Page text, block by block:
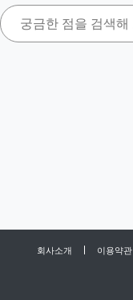
회사소개 이용약관